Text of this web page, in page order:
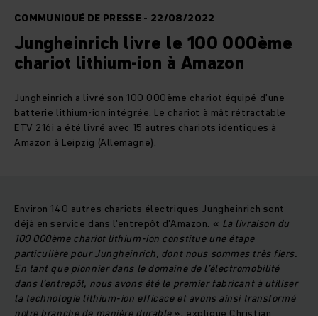
COMMUNIQUÉ DE PRESSE - 22/08/2022
Jungheinrich livre le 100 000ème
chariot lithium-ion à Amazon
Jungheinrich a livré son 100 000ème chariot équipé d'une
batterie lithium-ion intégrée. Le chariot à mât rétractable
ETV 216i a été livré avec 15 autres chariots identiques à
Amazon à Leipzig (Allemagne).
Environ 140 autres chariots électriques Jungheinrich sont
déjà en service dans l'entrepôt d'Amazon. « La livraison du
100 000ème chariot lithium-ion constitue une étape
particulière pour Jungheinrich, dont nous sommes très fiers.
En tant que pionnier dans le domaine de l’électromobilité
dans l’entrepôt, nous avons été le premier fabricant à utiliser
la technologie lithium-ion efficace et avons ainsi transformé